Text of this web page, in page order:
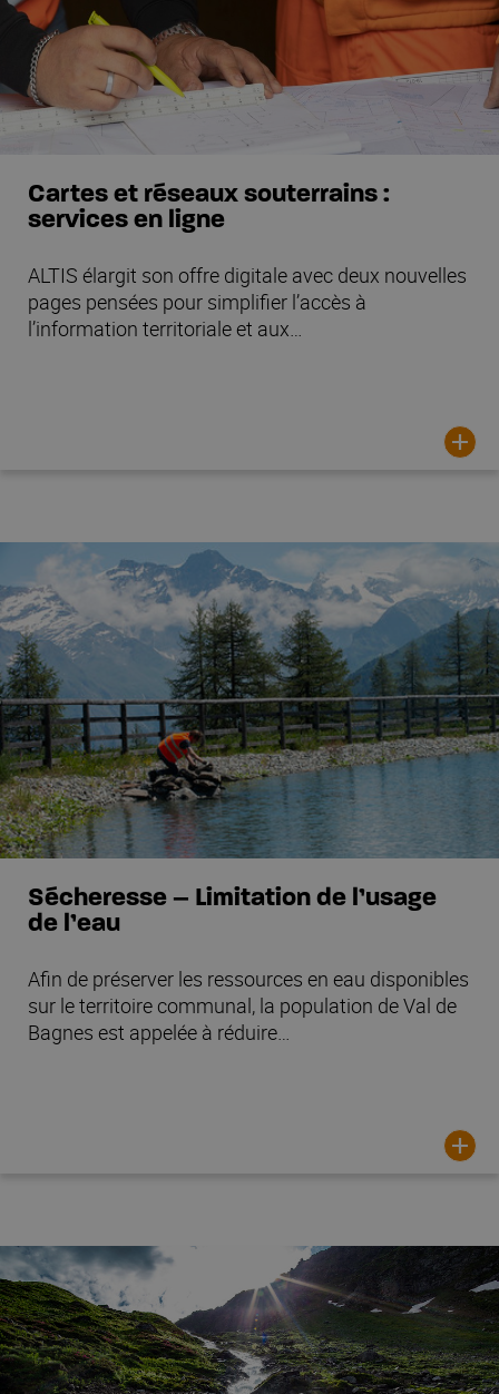
Cartes et réseaux souterrains :
services en ligne
ALTIS élargit son offre digitale avec deux nouvelles
pages pensées pour simplifier l’accès à
l’information territoriale et aux…
Sécheresse – Limitation de l’usage
de l’eau
Afin de préserver les ressources en eau disponibles
sur le territoire communal, la population de Val de
Bagnes est appelée à réduire…